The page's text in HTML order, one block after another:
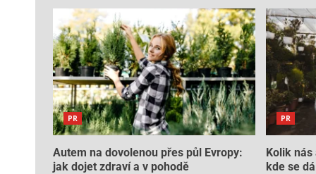
PR
Autem na dovolenou přes půl Evropy:
jak dojet zdraví a v pohodě
PR
Kolik nás
kde se